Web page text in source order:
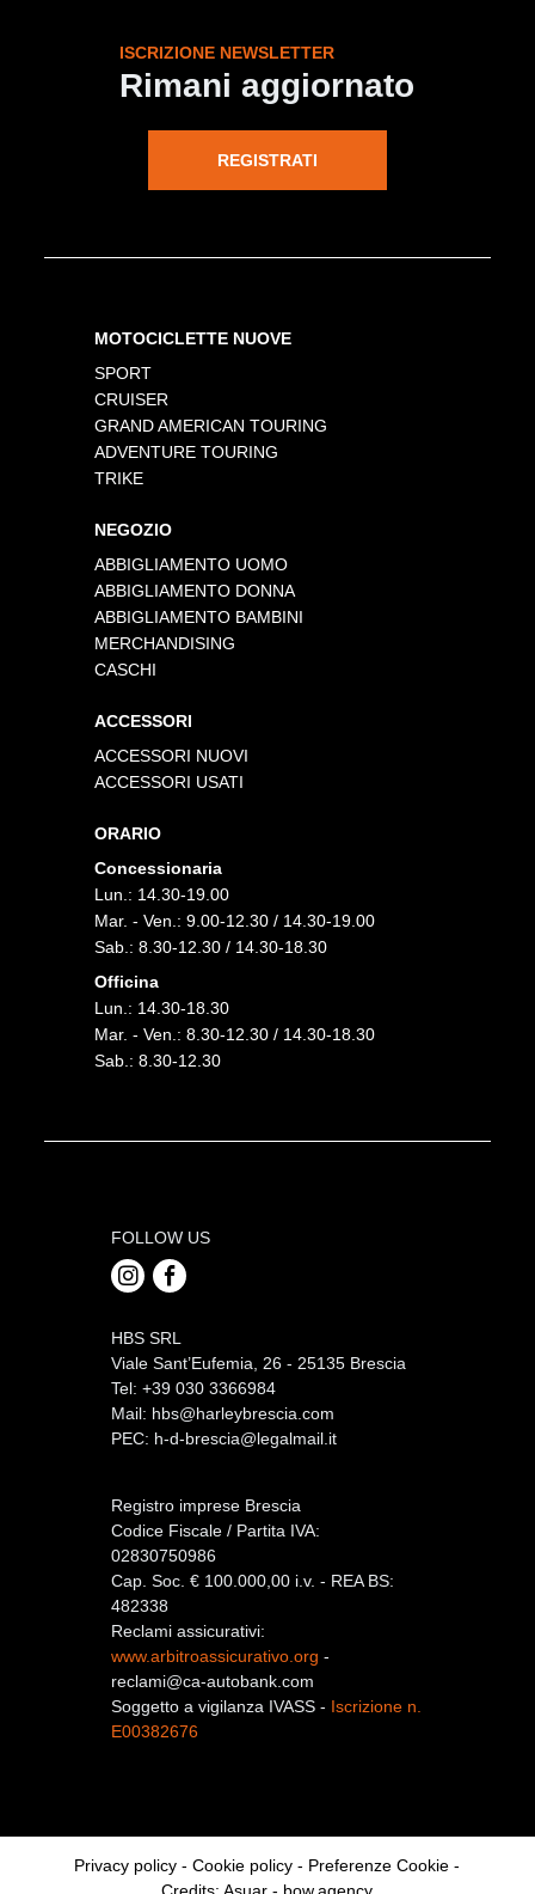
ISCRIZIONE NEWSLETTER
Rimani aggiornato
REGISTRATI
MOTOCICLETTE NUOVE
SPORT
CRUISER
GRAND AMERICAN TOURING
ADVENTURE TOURING
TRIKE
NEGOZIO
ABBIGLIAMENTO UOMO
ABBIGLIAMENTO DONNA
ABBIGLIAMENTO BAMBINI
MERCHANDISING
CASCHI
ACCESSORI
ACCESSORI NUOVI
ACCESSORI USATI
ORARIO
Concessionaria
Lun.: 14.30-19.00
Mar. - Ven.: 9.00-12.30 / 14.30-19.00
Sab.: 8.30-12.30 / 14.30-18.30
Officina
Lun.: 14.30-18.30
Mar. - Ven.: 8.30-12.30 / 14.30-18.30
Sab.: 8.30-12.30
FOLLOW US
HBS SRL
Viale Sant’Eufemia, 26 - 25135 Brescia
Tel: +39 030 3366984
Mail: hbs@harleybrescia.com
PEC: h-d-brescia@legalmail.it
Registro imprese Brescia
Codice Fiscale / Partita IVA:
02830750986
Cap. Soc. € 100.000,00 i.v. - REA BS:
482338
Reclami assicurativi:
www.arbitroassicurativo.org -
reclami@ca-autobank.com
Soggetto a vigilanza IVASS - Iscrizione n.
E00382676
Privacy policy -Cookie policy - Preferenze Cookie -